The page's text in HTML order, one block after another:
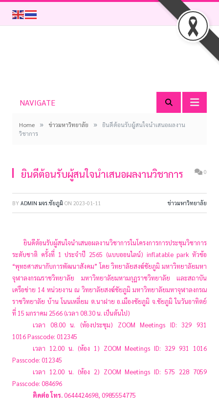
NAVIGATE
Home » ข่าวมหาวิทยาลัย »
ยินดีต้อนรับผู้สนใจนำเสนอผลงาน
วิชาการ
ยินดีต้อนรับผู้สนใจนำเสนอผลงานวิชาการ 0
BY ADMIN มจร.ชัยภูมิ ON 2023-01-11 ข่าวมหาวิทยาลัย
ยินดีต้อนรับผู้สนใจนำเสนอผลงานวิชาการในโครงการการประชุมวิชาการ
ระดับชาติ ครั้งที่ 1 ประจำปี 2565 (แบบออนไลน์) inflatable park หัวข้อ
“พุทธศาสนากับการพัฒนาสังคม” โดย วิทยาลัยสงฆ์ชัยภูมิ มหาวิทยาลัยมหา
จุฬาลงกรณราชวิทยาลัย มหาวิทยาลัยมหามกุฏราชวิทยาลัย และสถาบัน
เครือข่าย 14 หน่วยงาน ณ วิทยาลัยสงฆ์ชัยภูมิ มหาวิทยาลัยมหาจุฬาลงกรณ
ราชวิทยาลัย บ้าน โนนเหลี่ยม ต.นาฝาย อ.เมืองชัยภูมิ จ.ชัยภูมิ ในวันอาทิตย์
ที่ 15 มกราคม 2566 (เวลา 08.30 น. เป็นต้นไป)
เวลา 08.00 น. (ห้องประชุม) ZOOM Meetings ID: 329 931
1016 Passcode: 012345
เวลา 12.00 น. (ห้อง 1) ZOOM Meetings ID: 329 931 1016
Passcode: 012345
เวลา 12.00 น. (ห้อง 2) ZOOM Meetings ID: 575 228 7059
Passcode: 084696
ติดต่อ โทร.0644424698, 0985554775